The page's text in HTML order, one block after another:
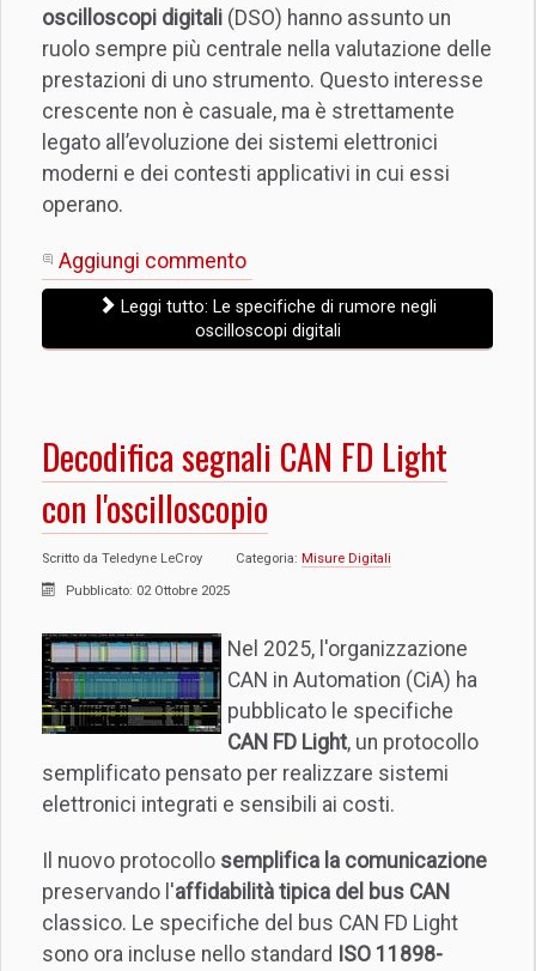
oscilloscopi digitali (DSO) hanno assunto un
ruolo sempre più centrale nella valutazione delle
prestazioni di uno strumento. Questo interesse
crescente non è casuale, ma è strettamente
legato all’evoluzione dei sistemi elettronici
moderni e dei contesti applicativi in cui essi
operano.
Aggiungi commento
Leggi tutto: Le specifiche di rumore negli
oscilloscopi digitali
Decodifica segnali CAN FD Light
con l'oscilloscopio
Scritto da Teledyne LeCroy Categoria: Misure Digitali
Pubblicato: 02 Ottobre 2025
Nel 2025, l'organizzazione
CAN in Automation (CiA) ha
pubblicato le specifiche
CAN FD Light, un protocollo
semplificato pensato per realizzare sistemi
elettronici integrati e sensibili ai costi.
Il nuovo protocollo semplifica la comunicazione
preservando l'affidabilità tipica del bus CAN
classico. Le specifiche del bus CAN FD Light
sono ora incluse nello standard ISO 11898-